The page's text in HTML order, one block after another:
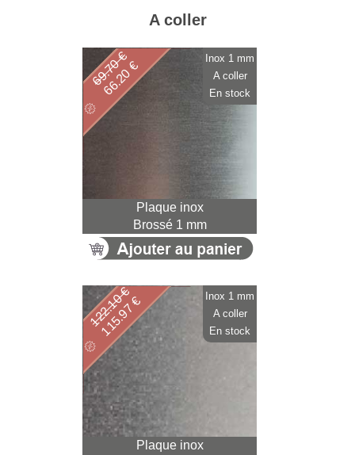
A coller
Plaque inox
Brossé 1 mm
66.20 €
69.70 €
Inox 1 mm
A coller
En stock
Plaque inox
115.97 €
122.10 €
Inox 1 mm
A coller
En stock